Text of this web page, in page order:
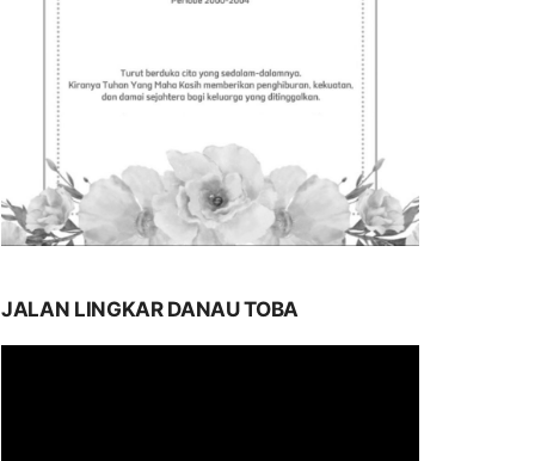
JALAN LINGKAR DANAU TOBA